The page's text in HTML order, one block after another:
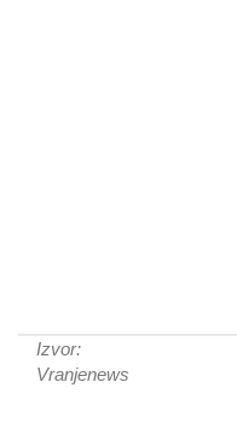
Izvor:
Vranjenews